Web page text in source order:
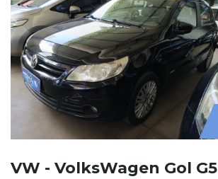
VW - VolksWagen Gol G5